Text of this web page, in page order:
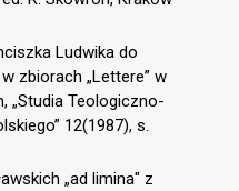
Ludwika do
zbiorach „Lettere” w
„Studia Teologiczno-
12(1987), s.
„ad limina" z